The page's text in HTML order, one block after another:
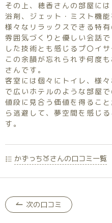
その上、穂香さんの部屋に
浴剤、ジェット・ミスト機
様々なリラックスできる特
雰囲気づくりと優しい会話
した技術とも感じるプ〇イ
この余韻が忘れられず何度
さんです。
客室には個々にトイレ、様
で広いホテルのような部屋
値段に見合う価値を得るこ
ら逃避して、夢空間を感じ
す。
かずっち🍑さんの口コミ一覧
次の口コミ